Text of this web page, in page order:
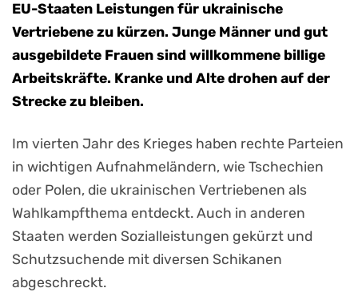
EU-Staaten Leistungen für ukrainische
Vertriebene zu kürzen. Junge Männer und gut
ausgebildete Frauen sind willkommene billige
Arbeitskräfte. Kranke und Alte drohen auf der
Strecke zu bleiben.
Im vierten Jahr des Krieges haben rechte Parteien
in wichtigen Aufnahmeländern, wie Tschechien
oder Polen, die ukrainischen Vertriebenen als
Wahlkampfthema entdeckt. Auch in anderen
Staaten werden Sozialleistungen gekürzt und
Schutzsuchende mit diversen Schikanen
abgeschreckt.